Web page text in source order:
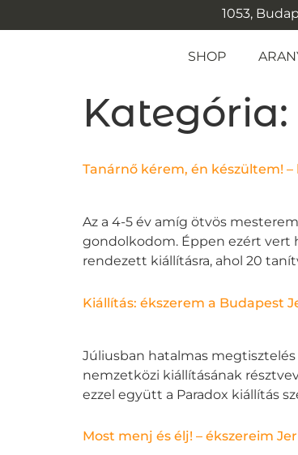
1053,
SHOP
Kategória:
Tanárnő kérem, én készültem!
Az a 4-5 év amíg ötvös
gondolkodom. Éppen ezért vert
rendezett kiállításra, ahol 20
Kiállítás: ékszerem a Budapest
Júliusban hatalmas
nemzetközi kiállításának
ezzel együtt a Paradox kiállítás
Most menj és élj! – ékszereim